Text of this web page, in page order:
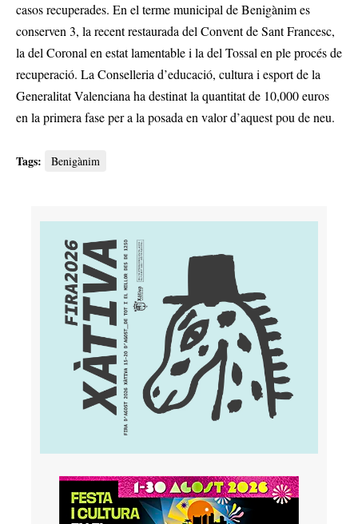
casos recuperades. En el terme municipal de Benigànim es
conserven 3, la recent restaurada del Convent de Sant Francesc,
la del Coronal en estat lamentable i la del Tossal en ple procés de
recuperació. La Conselleria d’educació, cultura i esport de la
Generalitat Valenciana ha destinat la quantitat de 10,000 euros
en la primera fase per a la posada en valor d’aquest pou de neu.
Tags: Benigànim